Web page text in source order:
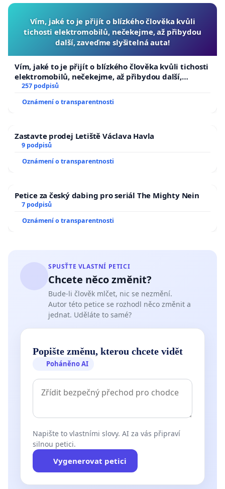
Vím, jaké to je přijít o blízkého člověka kvůli
tichosti elektromobilů, nečekejme, až přibydou
další, zaveďme slyšitelná auta!
Vím, jaké to je přijít o blízkého člověka kvůli tichosti
elektromobilů, nečekejme, až přibydou další,
zaveďme slyšitelná auta!
257 podpisů
Oznámení o transparentnosti
Zastavte prodej Letiště Václava Havla
9 podpisů
Oznámení o transparentnosti
Petice za český dabing pro seriál The Mighty Nein
7 podpisů
Oznámení o transparentnosti
SPUSŤTE VLASTNÍ PETICI
Chcete něco změnit?
Bude-li člověk mlčet, nic se nezmění.
Autor této petice se rozhodl něco změnit a
jednat. Uděláte to samé?
Popište změnu, kterou chcete vidět
Poháněno AI
Napište to vlastními slovy. AI za vás připraví
silnou petici.
Vygenerovat petici